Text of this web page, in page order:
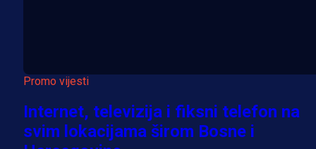
Promo vijesti
Internet, televizija i fiksni telefon na
svim lokacijama širom Bosne i